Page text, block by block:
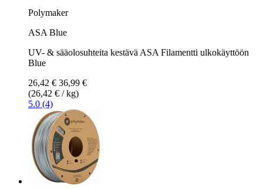
Polymaker
ASA Blue
UV- & sääolosuhteita kestävä ASA Filamentti ulkokäyttöön
Blue
26,42 € 36,99 €
(26,42 € / kg)
5.0 (4)